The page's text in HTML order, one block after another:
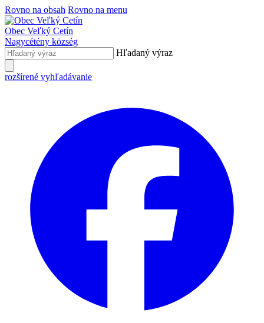
Rovno na obsah Rovno na menu
Obec Veľký Cetín
Nagycétény község
Hľadaný výraz
rozšírené vyhľadávanie